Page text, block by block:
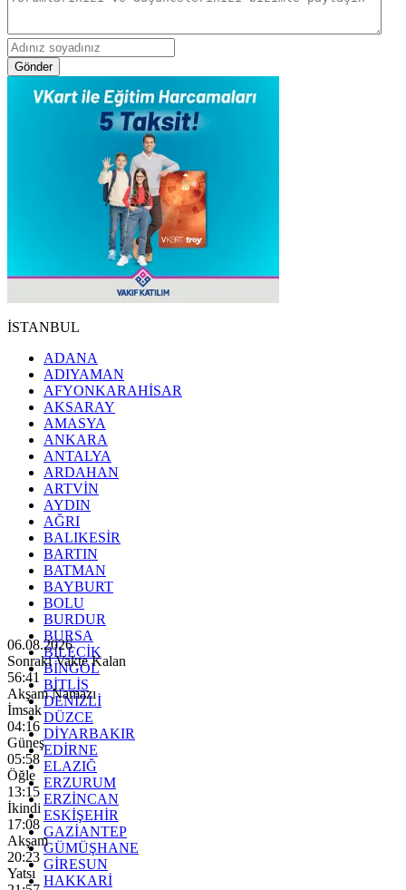
Gönder
İSTANBUL
ADANA
ADIYAMAN
AFYONKARAHİSAR
AKSARAY
AMASYA
ANKARA
ANTALYA
ARDAHAN
ARTVİN
AYDIN
AĞRI
BALIKESİR
BARTIN
BATMAN
BAYBURT
BOLU
BURDUR
BURSA
BİLECİK
BİNGÖL
BİTLİS
DENİZLİ
DÜZCE
DİYARBAKIR
EDİRNE
ELAZIĞ
ERZURUM
ERZİNCAN
ESKİŞEHİR
GAZİANTEP
GÜMÜŞHANE
GİRESUN
HAKKARİ
06.08.2026
Sonraki Vakte Kalan
56:40
Akşam Namazı
İmsak
04:16
Güneş
05:58
Öğle
13:15
İkindi
17:08
Akşam
20:23
Yatsı